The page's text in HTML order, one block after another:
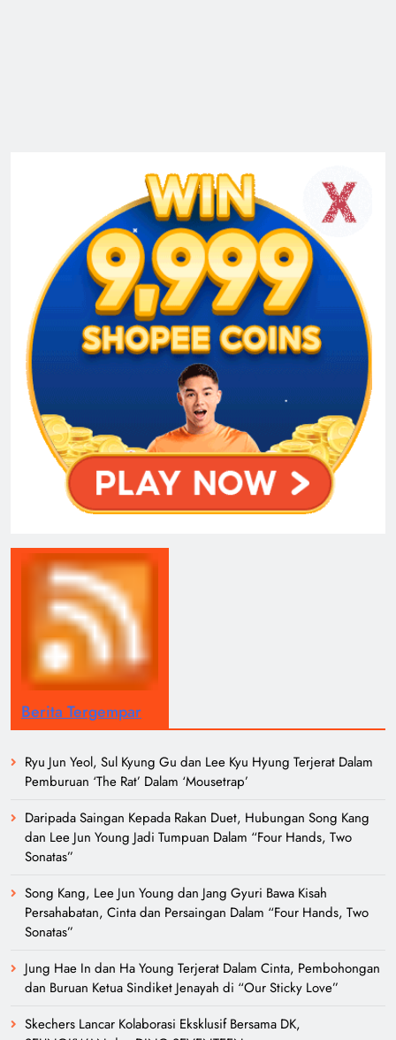
Berita Tergempar
Ryu Jun Yeol, Sul Kyung Gu dan Lee Kyu Hyung Terjerat Dalam
Pemburuan ‘The Rat’ Dalam ‘Mousetrap’
Daripada Saingan Kepada Rakan Duet, Hubungan Song Kang
dan Lee Jun Young Jadi Tumpuan Dalam “Four Hands, Two
Sonatas”
Song Kang, Lee Jun Young dan Jang Gyuri Bawa Kisah
Persahabatan, Cinta dan Persaingan Dalam “Four Hands, Two
Sonatas”
Jung Hae In dan Ha Young Terjerat Dalam Cinta, Pembohongan
dan Buruan Ketua Sindiket Jenayah di “Our Sticky Love”
Skechers Lancar Kolaborasi Eksklusif Bersama DK,